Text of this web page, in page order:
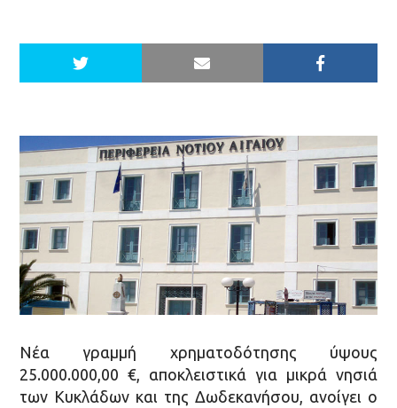
Νέα γραμμή χρηματοδότησης ύψους
25.000.000,00 €, αποκλειστικά για μικρά νησιά
των Κυκλάδων και της Δωδεκανήσου, ανοίγει ο